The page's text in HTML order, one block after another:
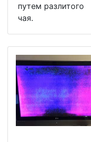
путем разлитого
чая.